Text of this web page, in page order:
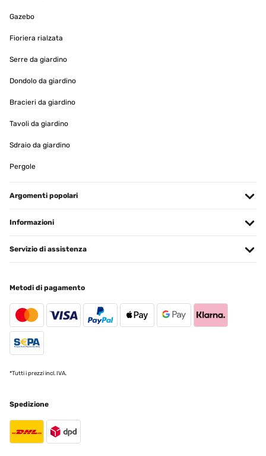
02/11/2024
Amazon-Benutzer
Tradurre
Una bellissima aggiunta alla nostra casa...sofisticata, molto
fantastico.Il vaso ha una piacevole sensazione al tatto del
estremamente ben confezionato su misura. involucro quindi è
arrivato in perfette condizioni e rapidamenteContento del mio
acquisto. GrazieIcona di Verificata con community
Gazebo
Fioriera rialzata
Serre da giardino
Dondolo da giardino
Bracieri da giardino
Tavoli da giardino
Sdraio da giardino
Pergole
Argomenti popolari
Informazioni
Servizio di assistenza
Metodi di pagamento
*Tutti i prezzi incl. IVA.
Spedizione